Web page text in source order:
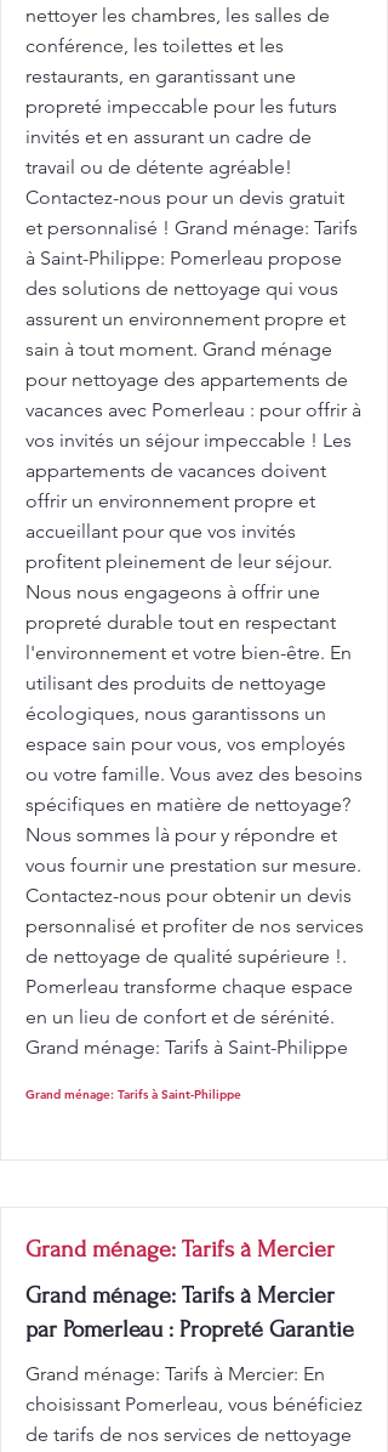
nettoyer les chambres, les salles de
conférence, les toilettes et les
restaurants, en garantissant une
propreté impeccable pour les futurs
invités et en assurant un cadre de
travail ou de détente agréable!
Contactez-nous pour un devis gratuit
et personnalisé ! Grand ménage: Tarifs
à Saint-Philippe: Pomerleau propose
des solutions de nettoyage qui vous
assurent un environnement propre et
sain à tout moment. Grand ménage
pour nettoyage des appartements de
vacances avec Pomerleau : pour offrir à
vos invités un séjour impeccable ! Les
appartements de vacances doivent
offrir un environnement propre et
accueillant pour que vos invités
profitent pleinement de leur séjour.
Nous nous engageons à offrir une
propreté durable tout en respectant
l'environnement et votre bien-être. En
utilisant des produits de nettoyage
écologiques, nous garantissons un
espace sain pour vous, vos employés
ou votre famille. Vous avez des besoins
spécifiques en matière de nettoyage?
Nous sommes là pour y répondre et
vous fournir une prestation sur mesure.
Contactez-nous pour obtenir un devis
personnalisé et profiter de nos services
de nettoyage de qualité supérieure !.
Pomerleau transforme chaque espace
en un lieu de confort et de sérénité.
Grand ménage: Tarifs à Saint-Philippe
Grand ménage: Tarifs à Saint-Philippe
Grand ménage: Tarifs à Mercier
Grand ménage: Tarifs à Mercier
par Pomerleau : Propreté Garantie
Grand ménage: Tarifs à Mercier: En
choisissant Pomerleau, vous bénéficiez
de tarifs de nos services de nettoyage